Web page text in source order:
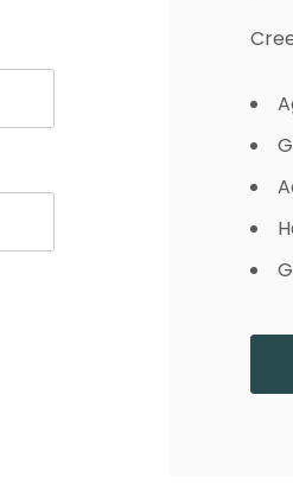
Envíos Y Devoluciones